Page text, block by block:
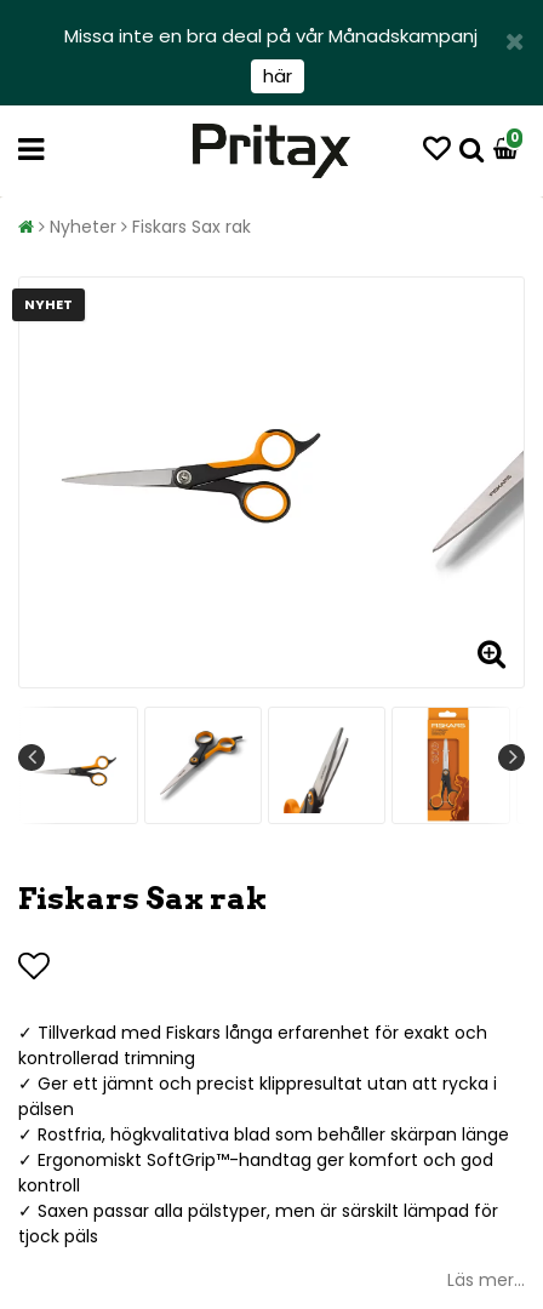
Missa inte en bra deal på vår Månadskampanj
här
0
Nyheter Fiskars Sax rak
NYHET
Fiskars Sax rak
Lägg till i favoritlistan
✓ Tillverkad med Fiskars långa erfarenhet för exakt och
kontrollerad trimning
✓ Ger ett jämnt och precist klippresultat utan att rycka i
pälsen
✓ Rostfria, högkvalitativa blad som behåller skärpan länge
✓ Ergonomiskt SoftGrip™-handtag ger komfort och god
kontroll
✓ Saxen passar alla pälstyper, men är särskilt lämpad för
tjock päls
Läs mer...